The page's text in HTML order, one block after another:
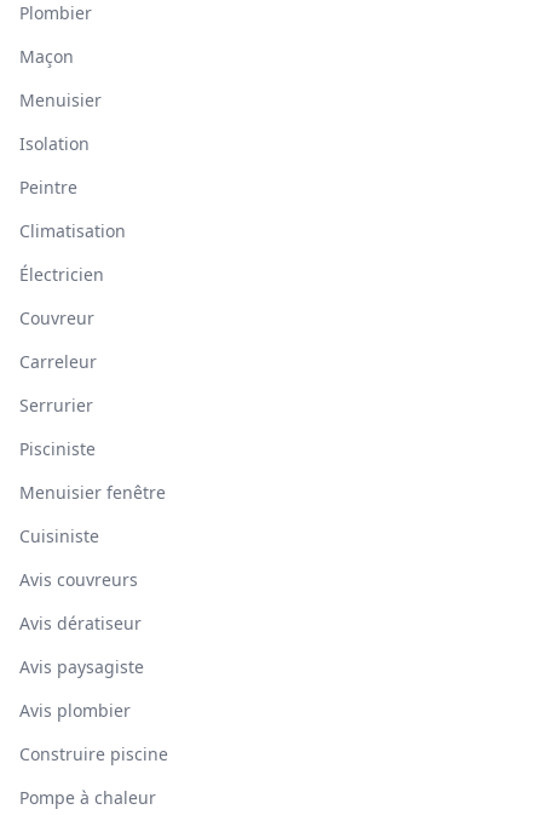
Plombier
Maçon
Menuisier
Isolation
Peintre
Climatisation
Électricien
Couvreur
Carreleur
Serrurier
Pisciniste
Menuisier fenêtre
Cuisiniste
Avis couvreurs
Avis dératiseur
Avis paysagiste
Avis plombier
Construire piscine
Pompe à chaleur